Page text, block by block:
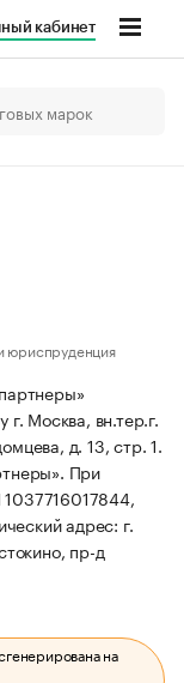
кабинет
юриспруденция
Москва, вн.тер.г.
д. 13, стр. 1.
При
адрес: г.
пр-д
на